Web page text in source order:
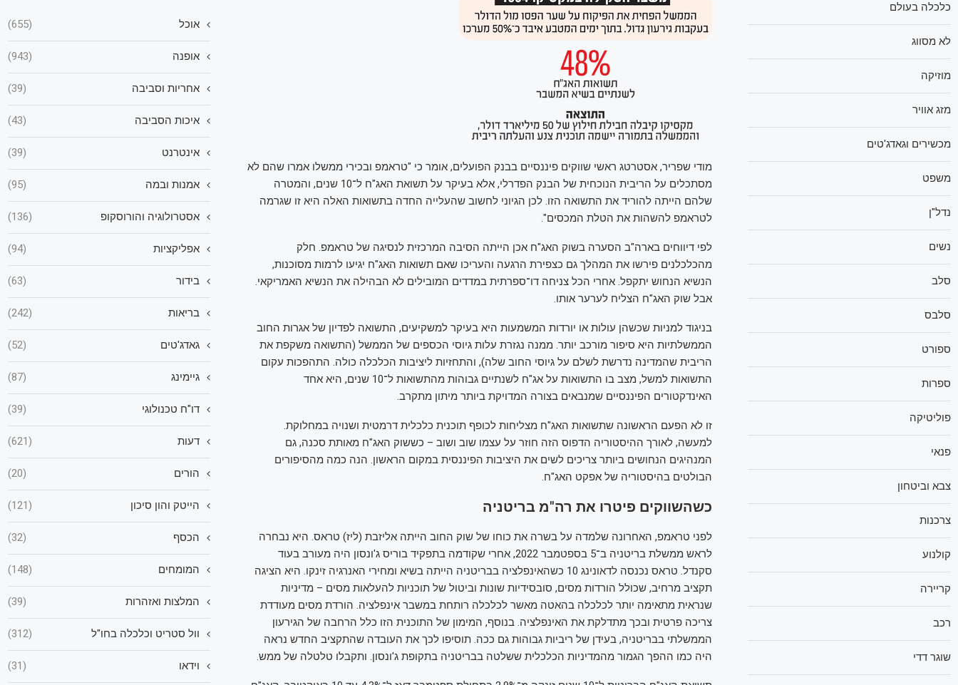
מודי שפריר, אסטרטג ראשי שווקים פיננסיים בבנק הפועלים, אומר כי "טראמפ ובכירי ממשלו אמרו שהם לא
מסתכלים על הריבית הנוכחית של הבנק הפדרלי, אלא בעיקר על תשואת האג"ח ל־10 שנים, והמטרה
שלהם הייתה להוריד את התשואה הזו. לכן הגיוני לחשוב שהעלייה החדה בתשואות האלה היא זו שגרמה
לטראמפ להשהות את הטלת המכסים".
לפי דיווחים בארה"ב הסערה בשוק האג"ח אכן הייתה הסיבה המרכזית לנסיגה של טראמפ. חלק
מהכלכלנים פירשו את המהלך גם כצפירת הרגעה והעריכו שאם תשואות האג"ח יגיעו לרמות מסוכנות,
הנשיא הנחוש יתקפל. אחרי הכל צניחה דו־ספרתית במדדים המובילים לא הבהילה את הנשיא האמריקאי.
אבל שוק האג"ח הצליח לערער אותו.
בניגוד למניות שכשהן עולות או יורדות המשמעות היא בעיקר למשקיעים, התשואה לפדיון של אגרות החוב
הממשלתיות היא סיפור מורכב יותר. ממנה נגזרת עלות גיוסי הכספים של הממשל (התשואה משקפת את
הריבית שהמדינה נדרשת לשלם על גיוסי החוב שלה), והתחזיות ליציבות הכלכלה כולה. התהפכות עקום
התשואות למשל, מצב בו התשואות על אג"ח לשנתיים גבוהות מהתשואות ל־10 שנים, היא אחד
האינדקטורים הפיננסיים שמנבאים בצורה המדויקת ביותר מיתון מתקרב.
זו לא הפעם הראשונה שתשואות האג"ח מצליחות לכופף תוכנית כלכלית דרמטית ושנויה במחלוקת.
למעשה, לאורך ההיסטוריה הדפוס הזה חוזר על עצמו שוב ושוב – כששוק האג"ח מאותת סכנה, גם
המנהיגים הנחושים ביותר צריכים לשים את היציבות הפיננסית במקום הראשון. הנה כמה מהסיפורים
הבולטים בהיסטוריה של אפקט האג"ח.
כשהשווקים פיטרו את רה"מ בריטניה
לפני טראמפ, האחרונה שלמדה על בשרה את כוחו של שוק החוב הייתה אליזבת (ליז) טראס. היא נבחרה
לראש ממשלת בריטניה ב־5 בספטמבר 2022, אחרי שקודמה בתפקיד בוריס ג'ונסון היה מעורב בעוד
סקנדל. טראס נכנסה לדאונינג 10 כשהאינפלציה בבריטניה הייתה בשיא ומחירי האנרגיה זינקו. היא הציגה
תקציב מרחיב, שכולל הורדות מסים, סובסידיות שונות וביטול של תוכניות להעלאות מסים – מדיניות
שנראית מתאימה יותר לכלכלה בהאטה מאשר לכלכלה רותחת במשבר אינפלציה. הורדת מסים מעודדת
צריכה פרטית ובכך מתדלקת את האינפלציה. בנוסף, המימון של התוכנית הזו כלל הרחבה של הגירעון
הממשלתי בבריטניה, בעידן של ריביות גבוהות גם ככה. תוסיפו לכך את העובדה שהתקציב החדש נראה
היה כמו ההפך הגמור מהמדיניות הכלכלית ששלטה בבריטניה בתקופת ג'ונסון. ותקבלו טלטלה של ממש.
אוכל (655)
אופנה (943)
אחריות וסביבה (39)
איכות הסביבה (43)
אינטרנט (39)
אמנות ובמה (95)
אסטרולוגיה והורוסקופ (136)
אפליקציות (94)
בידור (63)
בריאות (242)
גאדג'טים (52)
גיימינג (87)
דו"ח טכנולוגי (39)
דעות (621)
הורים (20)
הייטק והון סיכון (121)
הכסף (32)
המומחים (148)
המלצות ואזהרות (39)
וול סטריט וכלכלה בחו"ל (312)
וידאו (31)
כלכלה בעולם
לא מסווג
מוזיקה
מזג אוויר
מכשירים וגאדג'טים
משפט
נדל"ן
נשים
סלב
סלבס
ספורט
ספרות
פוליטיקה
פנאי
צבא וביטחון
צרכנות
קולנוע
קריירה
רכב
שוגר דדי